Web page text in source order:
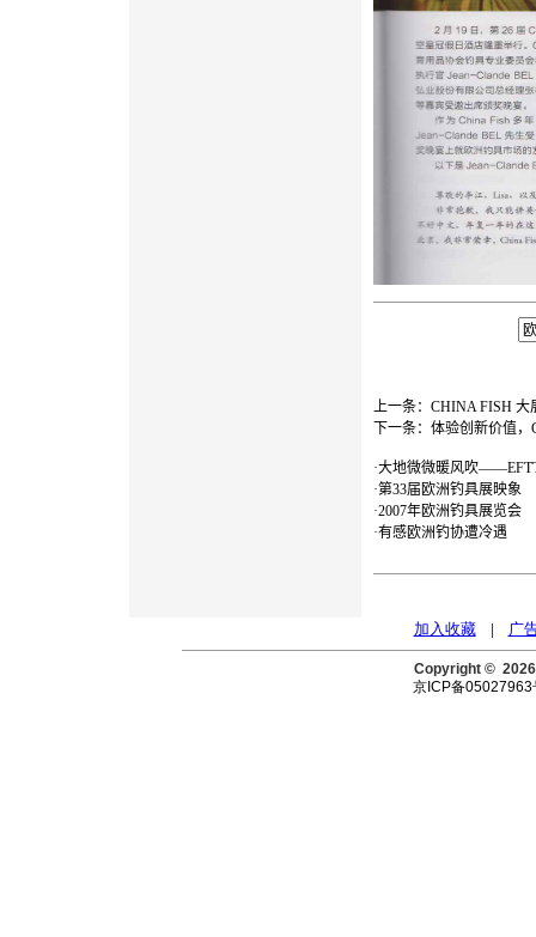
上一条： CHINA FISH 大
下一条： 体验创新价值，
·大地微微暖风吹
·第33届欧洲钓具展映象
·2007年欧洲钓具展览会
·有感欧洲钓协遭冷遇